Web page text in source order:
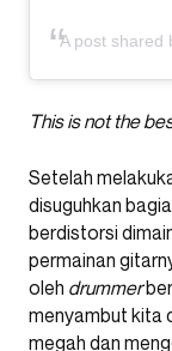
A post shared
This is not the
Setelah
disuguhkan
berdistorsi
permainan
oleh drummer
menyambut kita
megah dan